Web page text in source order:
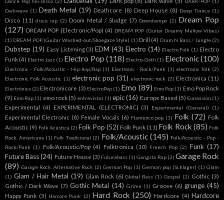
Darkwave (1) Death Metal (19) Deathcore (8) Deep House (8) Deep Trance (1)
Disco (11) disco rap (2) Doom Metal / Sludge (7) Downtempo (2) Dream Pop
(127) DREAM POP (Electronic/Pop) (4) DREAM POP (Guitar Dreamy Mellow Vibes)
(1) DREAM POP (Guitar Washed-out/Shoegaze Style) (1) Drill (4) Drum N Bass / Jungle (2)
Dubstep (19) Easy Listening (3) EDM (43) Electro (14) Electro Folk (1) Electro
Funk (4) Electro Jazz (1) Electro Pop (118) Electro-Goth (1) Electronic(100)
Electronic - Folk/Acoustic - Hip-hop/Rap (1) Electronic - Rock/Punk (1) electronic folk (2)
Electronic Folk Acoustic (1) electronic pop (31) electronic rock (2) Electronica (11)
Electrónica (2) Electronicore (3) ElectroPop (1) Emo (89) Emo Pop (1) Emo Pop Rock
(9) Emo Rap (1) emo rock (5) entrevistas (1) epic (16) Europe Based (5) Eurovision (1)
Experimental (4) EXPERIMENTAL (ELECTRONIC) (3) Experimental (General) (1)
Experimental Electronic (8) Female Vocals (6) Flamenco pop (1) Folk (72) Folk
Acoustic (9) Folk Acústica (2) Folk Pop (52) Folk Punk (11) Folk Rock (85) Folk
Rock. Americana (1) Folk Tradicional (2) Folk/Acoustic (145) Folk/Acoustic - Pop -
Rock/Punk (1) Folk/Acoustic/Pop (4) Folktronica (10) French Pop (2) Funk (17)
Future Bass (24) Future House (3) Futurebass (1) Gangsta Rap (2) Garage Rock
(89) Garage Rock. Alternative Rock (2) German Pop (1) German pop (Schlager) (1) Glam
(1) Glam / Hair Metal (19) Glam Rock (6) Global Bass (1) Gospel (2) Gothic (3)
Gothic / Dark Wave (7) Gothic Metal (14) Grime (1) Groove (6) grunge (45)
Happy Punk (5) Harcore Punk (2) Hard Rock (250) Hardcore (4) Hardcore